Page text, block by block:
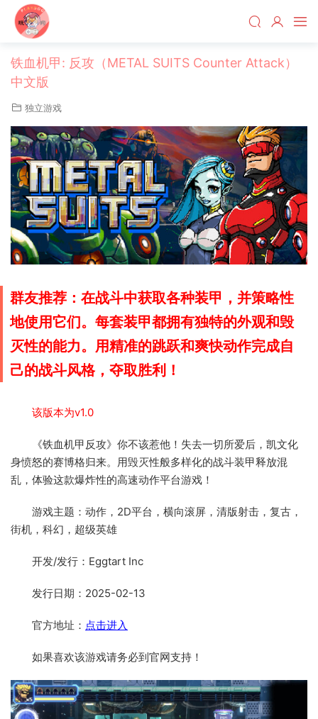
铁血机甲: 反攻（METAL SUITS Counter Attack）
中文版
独立游戏
群友推荐：在战斗中获取各种装甲，并策略性
地使用它们。每套装甲都拥有独特的外观和毁
灭性的能力。用精准的跳跃和爽快动作完成自
己的战斗风格，夺取胜利！
该版本为v1.0
《铁血机甲反攻》你不该惹他！失去一切所爱后，凯文化
身愤怒的赛博格归来。用毁灭性般多样化的战斗装甲释放混
乱，体验这款爆炸性的高速动作平台游戏！
游戏主题：动作，2D平台，横向滚屏，清版射击，复古，
街机，科幻，超级英雄
开发/发行：Eggtart Inc
发行日期：2025-02-13
官方地址： 点击进入
如果喜欢该游戏请务必到官网支持！